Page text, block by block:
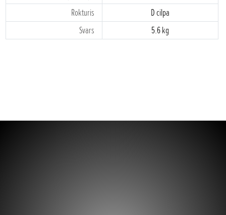
Rokturis
D cilpa
Svars
5.6 kg